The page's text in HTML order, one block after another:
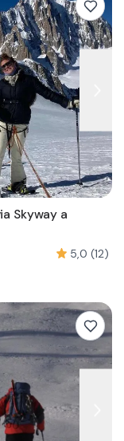
Skyway a
5,0 (12)